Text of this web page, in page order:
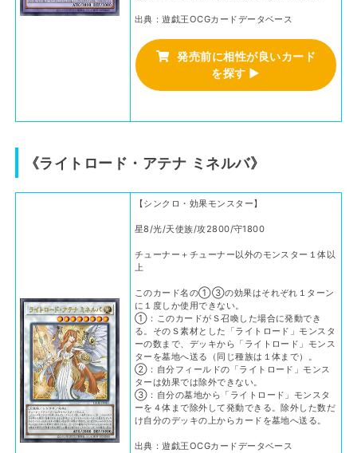
出典：遊戯王OCGカードデータベース
発売前に相性が良いカード
を探す ▶
《ライトロード・アテナ ミネルバ》
【シンクロ・効果モンスター】
星8/光/天使族/攻2800/守1800
チューナー＋チューナー以外のモンスター１体以
上
このカード名の①③の効果はそれぞれ１ターン
に１度しか使用できない。
①：このカードがＳ召喚した場合に発動でき
る。そのＳ素材とした「ライトロード」モンスタ
ーの数まで、デッキから「ライトロード」モンス
ターを墓地へ送る（同じ種族は１体まで）。
②：自分フィールドの「ライトロード」モンス
ターは効果では除外できない。
③：自分の墓地から「ライトロード」モンスタ
ーを４体まで除外して発動できる。除外した数だ
け自分のデッキの上からカードを墓地へ送る。
出典：遊戯王OCGカードデータベース